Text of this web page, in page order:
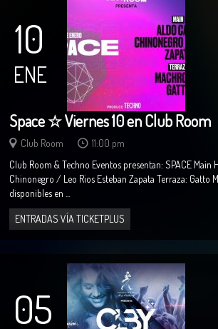
10
ENE
Space ☆ Viernes 10 en Club Room
Club Room
11:00 pm
Club Room & Techno Eventos presentan: SPACE Main
Chinonegro / Leo Rios Esteban Zapata Terraza: Gatto
disponibles en ...
ENTRADAS VÍA TICKETPLUS
05